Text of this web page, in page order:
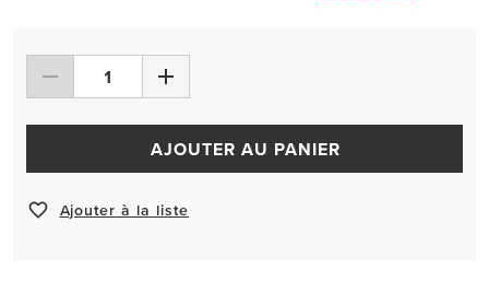
AJOUTER AU PANIER
Ajouter à la liste